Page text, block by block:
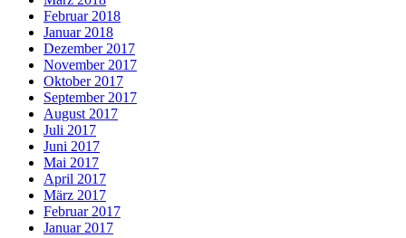
Februar 2018
Januar 2018
Dezember 2017
November 2017
Oktober 2017
September 2017
August 2017
Juli 2017
Juni 2017
Mai 2017
April 2017
März 2017
Februar 2017
Januar 2017